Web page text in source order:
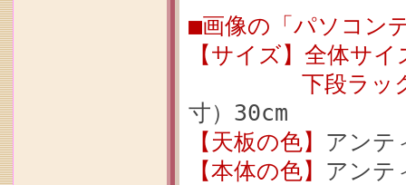
■画像の「パソコン
【サイズ】全体サイ
下段ラッ
寸）30cm
【天板の色】 アンテ
【本体の色】 アンテ